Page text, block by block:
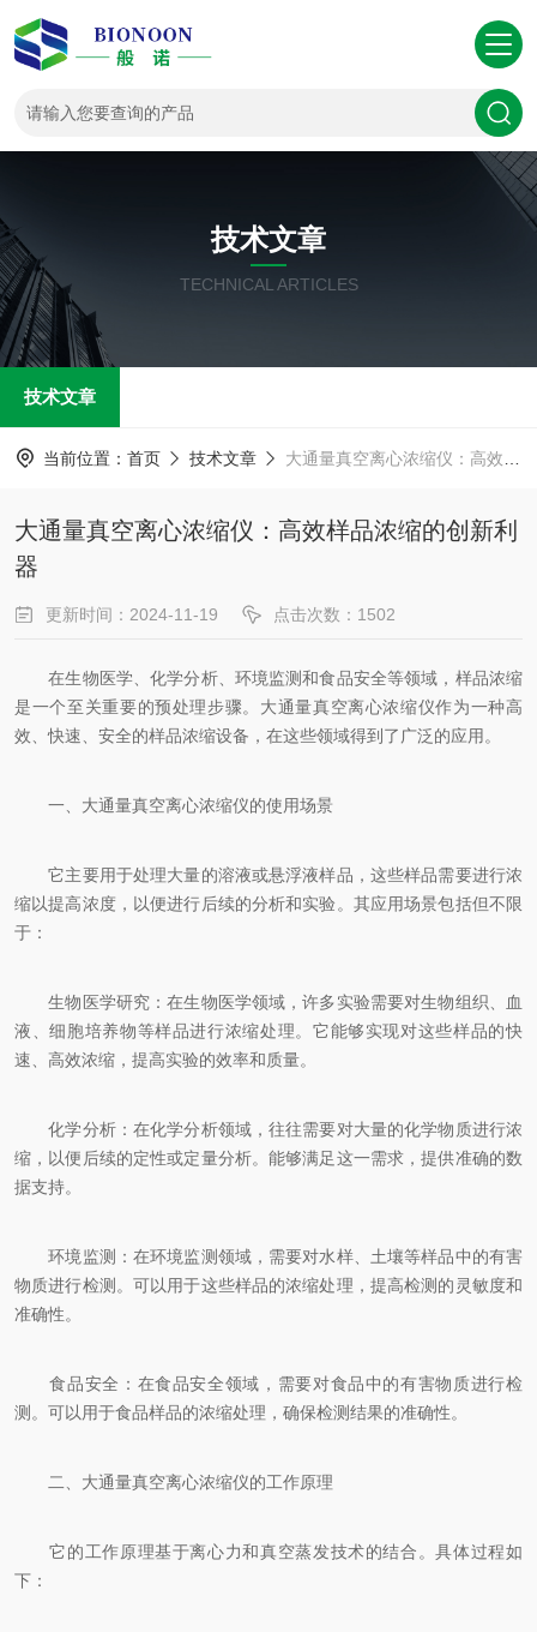
技术文章
TECHNICAL ARTICLES
技术文章
当前位置： 首页 技术文章 大通量真空离心浓缩仪：高效样品浓缩的创新利器
大通量真空离心浓缩仪：高效样品浓缩的创新利
器
更新时间：2024-11-19 点击次数：1502
在生物医学、化学分析、环境监测和食品安全等领域，样品浓缩
是一个至关重要的预处理步骤。大通量真空离心浓缩仪作为一种高
效、快速、安全的样品浓缩设备，在这些领域得到了广泛的应用。
一、大通量真空离心浓缩仪的使用场景
它主要用于处理大量的溶液或悬浮液样品，这些样品需要进行浓
缩以提高浓度，以便进行后续的分析和实验。其应用场景包括但不限
于：
生物医学研究：在生物医学领域，许多实验需要对生物组织、血
液、细胞培养物等样品进行浓缩处理。它能够实现对这些样品的快
速、高效浓缩，提高实验的效率和质量。
化学分析：在化学分析领域，往往需要对大量的化学物质进行浓
缩，以便后续的定性或定量分析。能够满足这一需求，提供准确的数
据支持。
环境监测：在环境监测领域，需要对水样、土壤等样品中的有害
物质进行检测。可以用于这些样品的浓缩处理，提高检测的灵敏度和
准确性。
食品安全：在食品安全领域，需要对食品中的有害物质进行检
测。可以用于食品样品的浓缩处理，确保检测结果的准确性。
二、大通量真空离心浓缩仪的工作原理
它的工作原理基于离心力和真空蒸发技术的结合。具体过程如
下：